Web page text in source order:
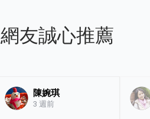
網友誠心推薦
陳婉琪
3 週前